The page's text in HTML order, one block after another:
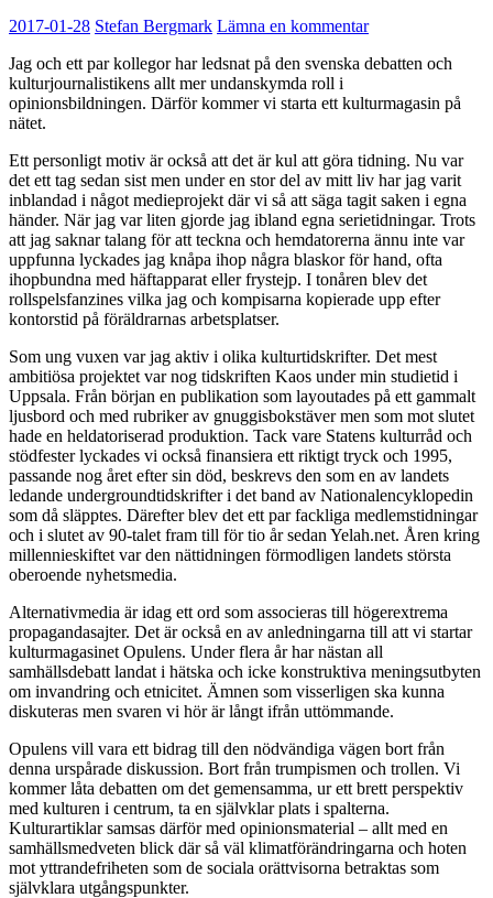
2017-01-28 Stefan Bergmark Lämna en kommentar
Jag och ett par kollegor har ledsnat på den svenska debatten och
kulturjournalistikens allt mer undanskymda roll i
opinionsbildningen. Därför kommer vi starta ett kulturmagasin på
nätet.
Ett personligt motiv är också att det är kul att göra tidning. Nu var
det ett tag sedan sist men under en stor del av mitt liv har jag varit
inblandad i något medieprojekt där vi så att säga tagit saken i egna
händer. När jag var liten gjorde jag ibland egna serietidningar. Trots
att jag saknar talang för att teckna och hemdatorerna ännu inte var
uppfunna lyckades jag knåpa ihop några blaskor för hand, ofta
ihopbundna med häftapparat eller frystejp. I tonåren blev det
rollspelsfanzines vilka jag och kompisarna kopierade upp efter
kontorstid på föräldrarnas arbetsplatser.
Som ung vuxen var jag aktiv i olika kulturtidskrifter. Det mest
ambitiösa projektet var nog tidskriften Kaos under min studietid i
Uppsala. Från början en publikation som layoutades på ett gammalt
ljusbord och med rubriker av gnuggisbokstäver men som mot slutet
hade en heldatoriserad produktion. Tack vare Statens kulturråd och
stödfester lyckades vi också finansiera ett riktigt tryck och 1995,
passande nog året efter sin död, beskrevs den som en av landets
ledande undergroundtidskrifter i det band av Nationalencyklopedin
som då släpptes. Därefter blev det ett par fackliga medlemstidningar
och i slutet av 90-talet fram till för tio år sedan Yelah.net. Åren kring
millennieskiftet var den nättidningen förmodligen landets största
oberoende nyhetsmedia.
Alternativmedia är idag ett ord som associeras till högerextrema
propagandasajter. Det är också en av anledningarna till att vi startar
kulturmagasinet Opulens. Under flera år har nästan all
samhällsdebatt landat i hätska och icke konstruktiva meningsutbyten
om invandring och etnicitet. Ämnen som visserligen ska kunna
diskuteras men svaren vi hör är långt ifrån uttömmande.
Opulens vill vara ett bidrag till den nödvändiga vägen bort från
denna urspårade diskussion. Bort från trumpismen och trollen. Vi
kommer låta debatten om det gemensamma, ur ett brett perspektiv
med kulturen i centrum, ta en självklar plats i spalterna.
Kulturartiklar samsas därför med opinionsmaterial – allt med en
samhällsmedveten blick där så väl klimatförändringarna och hoten
mot yttrandefriheten som de sociala orättvisorna betraktas som
självklara utgångspunkter.